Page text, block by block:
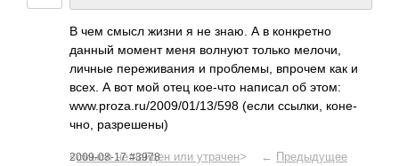
В чем смысл жизни я не знаю. А в конк­ретно
данный момент меня волнуют только мелочи,
личные пере­жива­ния и проб­лемы, впрочем как и
всех. А вот мой отец кое-что написал об этом:
www.­proz­a.ru­/200­9/01­/13/­598 (если ссылки, коне­
чно, разр­ешены)
2009-08-17 #3978
<смысл не найден или утрачен> ← Предыдущее